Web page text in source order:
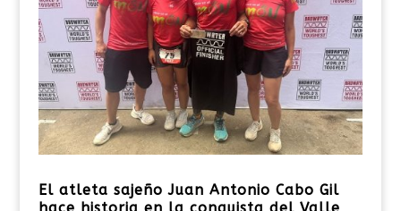
El atleta sajeño Juan Antonio Cabo Gil